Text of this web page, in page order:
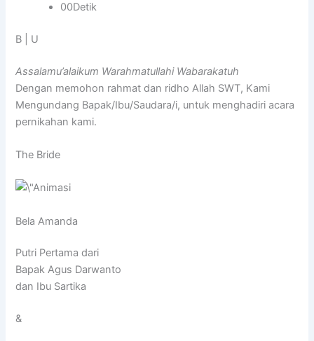
00Detik
B | U
Assalamu’alaikum Warahmatullahi Wabarakatuh
Dengan memohon rahmat dan ridho Allah SWT, Kami
Mengundang Bapak/Ibu/Saudara/i, untuk menghadiri acara
pernikahan kami.
The Bride
Bela Amanda
Putri Pertama dari
Bapak Agus Darwanto
dan Ibu Sartika
&